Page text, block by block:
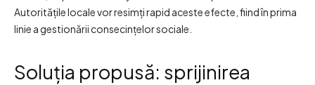
Autoritățile locale vor resimți rapid aceste efecte, fiind în prima
linie a gestionării consecințelor sociale.
Soluția propusă: sprijinirea